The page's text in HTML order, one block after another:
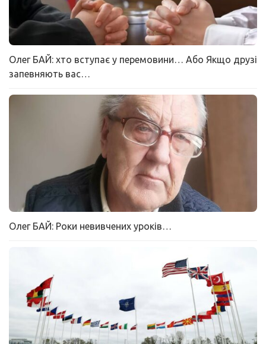
Олег БАЙ: хто вступає у перемовини… Або Якщо друзі
запевняють вас…
Олег БАЙ: Роки невивчених уроків…